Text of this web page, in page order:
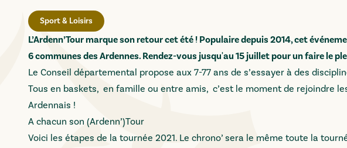
Sport & Loisirs
L’Ardenn’Tour marque son retour cet été ! Populaire depuis 2014, cet
6 communes des Ardennes. Rendez-vous jusqu'au 15 juillet pour un faire le
Le Conseil départemental propose aux 7-77 ans de s’essayer à des
Tous en baskets, en famille ou entre amis, c’est le moment de rejoindre
Ardennais !
A chacun son (Ardenn’)Tour
Voici les étapes de la tournée 2021. Le chrono’ sera le même toute la